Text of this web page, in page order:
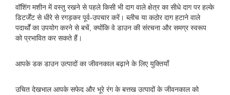
वॉशिंग मशीन में वस्तु रखने से पहले किसी भी दाग ​​वाले क्षेत्र का सीधे दाग पर हल्के
डिटर्जेंट से धीरे से रगड़कर पूर्व-उपचार करें। ब्लीच या कठोर दाग हटाने वाले
पदार्थों का उपयोग करने से बचें, क्योंकि वे डाउन की संरचना और समग्र स्वरूप
को प्रभावित कर सकते हैं।
आपके डक डाउन उत्पादों का जीवनकाल बढ़ाने के लिए युक्तियाँ
उचित देखभाल आपके सफेद और भूरे रंग के बत्तख उत्पादों के जीवनकाल को